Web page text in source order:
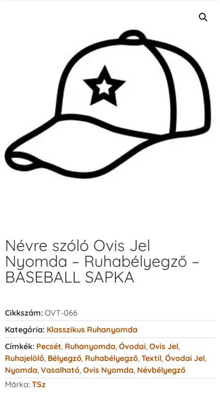
Névre szóló Ovis Jel
Nyomda – Ruhabélyegző –
BASEBALL SAPKA
Cikkszám: OVT-066
Kategória: Klasszikus Ruhanyomda
Címkék: Pecsét Ruhanyomda Óvodai Ovis Jel
Ruhajelölő Bélyegző Ruhabélyegző Textil Óvodai Jel
Nyomda Vasalható Ovis Nyomda Névbélyegző
Márka: TSz